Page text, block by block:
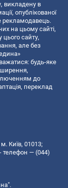
викладену в
опублікованої
рекламодавець.
на цьому сайті,
цього сайту,
але без
будь-яке
до
переклад
Київ, 01013;
телефон — (044)